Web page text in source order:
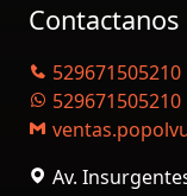
Contactanos
529671505210
529671505210
Av.